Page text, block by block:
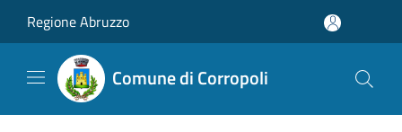
Regione Abruzzo
Comune di Corropoli